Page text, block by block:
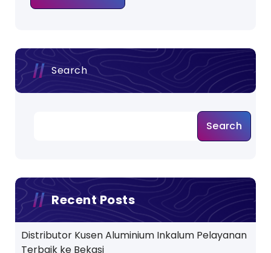
Search
Search
Recent Posts
Distributor Kusen Aluminium Inkalum Pelayanan
Terbaik ke Bekasi